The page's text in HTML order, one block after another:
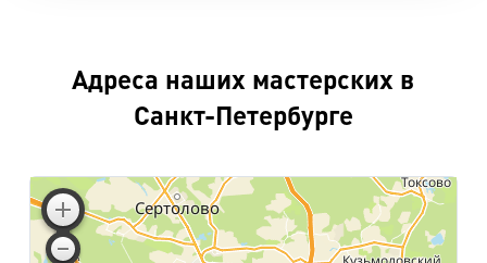
Адреса наших мастерских в
Санкт-Петербурге